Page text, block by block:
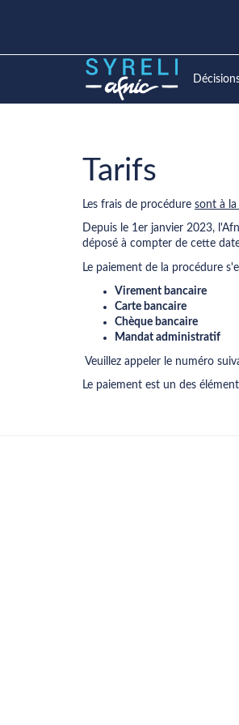
Tarifs
Les frais de procédure sont à
Depuis le 1er janvier 2023,
déposé à compter de cette
Le paiement de la procédure
Virement bancaire
Carte bancaire
Chèque bancaire
Mandat administratif
Veuillez appeler le numéro
Le paiement est un des